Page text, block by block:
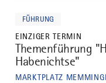
FÜHRUNG
EINZIGER TERMIN
3
Themenführung
Habenichtse"
MARKTPLATZ